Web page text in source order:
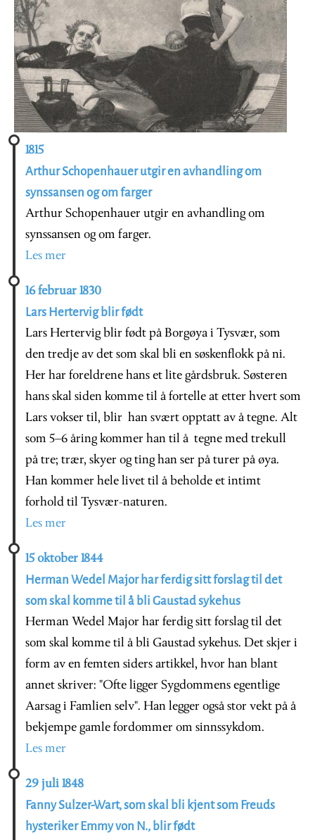
1815
Arthur Schopenhauer utgir en avhandling om
synssansen og om farger
Arthur Schopenhauer utgir en avhandling om
synssansen og om farger.
Les mer
16 februar 1830
Lars Hertervig blir født
Lars Hertervig blir født på Borgøya i Tysvær, som
den tredje av det som skal bli en søskenflokk på ni.
Her har foreldrene hans et lite gårdsbruk. Søsteren
hans skal siden komme til å fortelle at etter hvert som
Lars vokser til, blir han svært opptatt av å tegne. Alt
som 5–6 åring kommer han til å tegne med trekull
på tre; trær, skyer og ting han ser på turer på øya.
Han kommer hele livet til å beholde et intimt
forhold til Tysvær-naturen.
Les mer
15 oktober 1844
Herman Wedel Major har ferdig sitt forslag til det
som skal komme til å bli Gaustad sykehus
Herman Wedel Major har ferdig sitt forslag til det
som skal komme til å bli Gaustad sykehus. Det skjer i
form av en femten siders artikkel, hvor han blant
annet skriver: "Ofte ligger Sygdommens egentlige
Aarsag i Famlien selv". Han legger også stor vekt på å
bekjempe gamle fordommer om sinnssykdom.
Les mer
29 juli 1848
Fanny Sulzer-Wart, som skal bli kjent som Freuds
hysteriker Emmy von N., blir født